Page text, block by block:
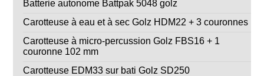
Batterie autonome Battpak 5048 golz
Carotteuse à eau et à sec Golz HDM22 + 3 couronnes
Carotteuse à micro-percussion Golz FBS16 + 1
couronne 102 mm
Carotteuse EDM33 sur bati Golz SD250